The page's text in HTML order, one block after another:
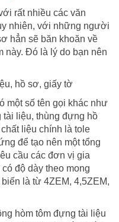
rất nhiều các văn
nhiên, với những người
hẳn sẽ băn khoăn về
này. Đó là lý do bạn nên
hồ sơ, giấy tờ
một số tên gọi khác như
tài liệu, thùng đựng hồ
liệu chính là tole
để tạo nên một tổng
cầu các đơn vị gia
có độ dày theo mong
là từ 4ZEM, 4,5ZEM,
hòm tôm đựng tài liệu